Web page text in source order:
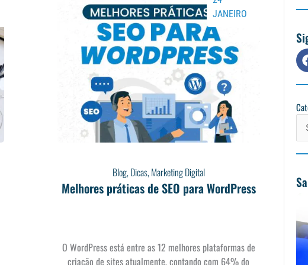
Blog,Dicas,Marketing Digital
Melhores práticas de SEO para WordPress
JANEIRO
O WordPress está entre as 12 melhores plataformas de
criação de sites atualmente, contando com 64% do